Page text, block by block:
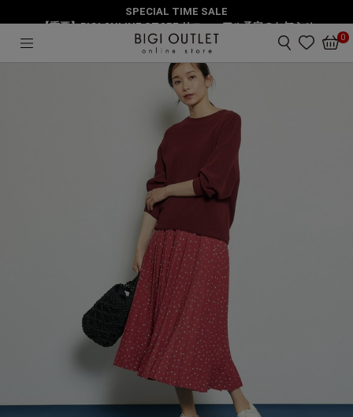
SPECIAL TIME SALE
【重要】BIGI ONLINE STORE リニューアル予定のお知らせ
0
スカート ペタルドットプリントプリーツスカート